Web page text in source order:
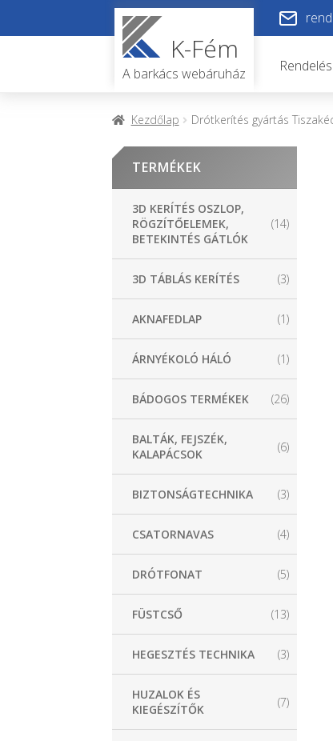
Ugrás
a
navigációhoz
Kilépés
a
tartalombaK-Fém
A barkács webáruház
Kezdőlap Drótkerítés gyártás
TERMÉKEK
3D KERÍTÉS OSZLOP,
RÖGZÍTŐELEMEK,
BETEKINTÉS GÁTLÓK
(14)
3D TÁBLÁS KERÍTÉS (3)
AKNAFEDLAP (1)
ÁRNYÉKOLÓ HÁLÓ (1)
BÁDOGOS TERMÉKEK (26)
BALTÁK, FEJSZÉK,
KALAPÁCSOK
(6)
BIZTONSÁGTECHNIKA (3)
CSATORNAVAS (4)
DRÓTFONAT (5)
FÜSTCSŐ (13)
HEGESZTÉS TECHNIKA (3)
HUZALOK ÉS
KIEGÉSZÍTŐK
(7)